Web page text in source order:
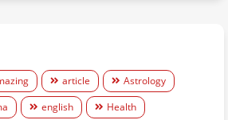
article
Astrology
english Health